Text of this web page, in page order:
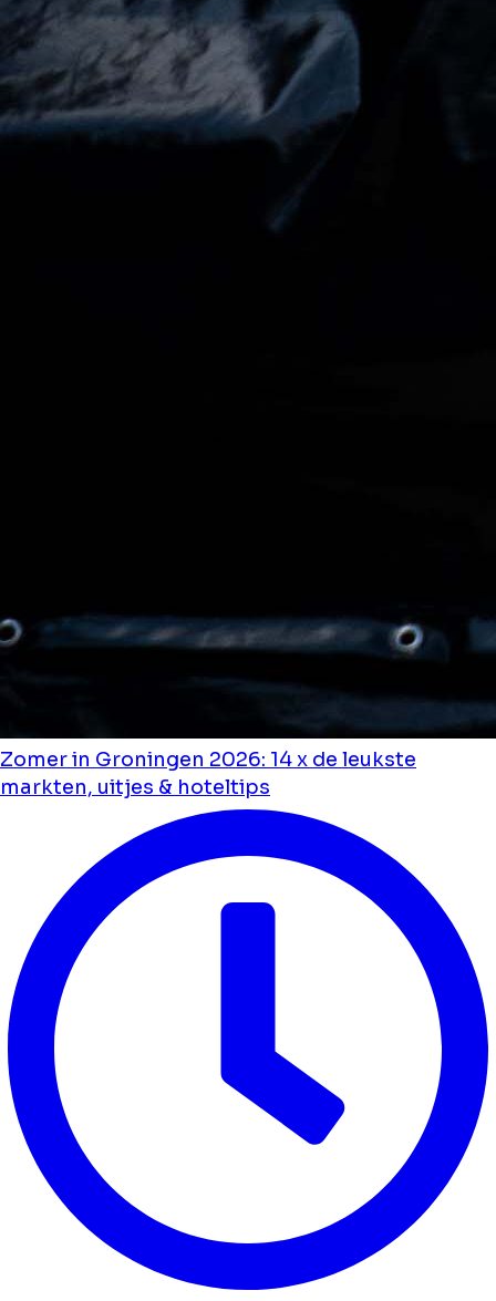
Zomer in Groningen 2026: 14 x de leukste
markten, uitjes & hoteltips